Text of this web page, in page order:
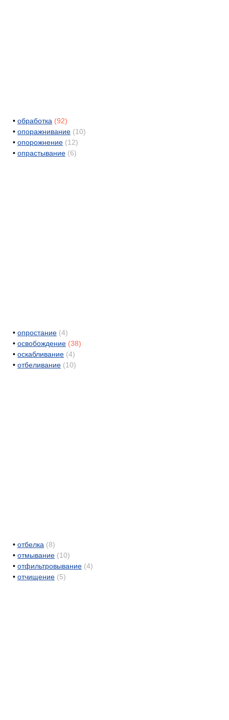
• обработка (92)
• опоражнивание (10)
• опорожнение (12)
• опрастывание (6)
• опростание (4)
• освобождение (38)
• оскабливание (4)
• отбеливание (10)
• отбелка (8)
• отмывание (10)
• отфильтровывание (4)
• отчищение (5)